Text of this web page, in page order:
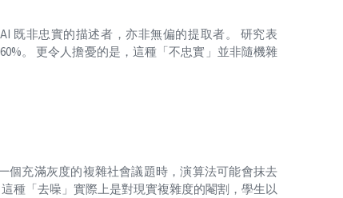
既非忠實的描述者，亦非無偏的提取者。 研究表
。 更令人擔憂的是，這種「不忠實」並非隨機雜
個充滿灰度的複雜社會議題時，演算法可能會抹去
種「去噪」實際上是對現實複雜度的閹割，學生以